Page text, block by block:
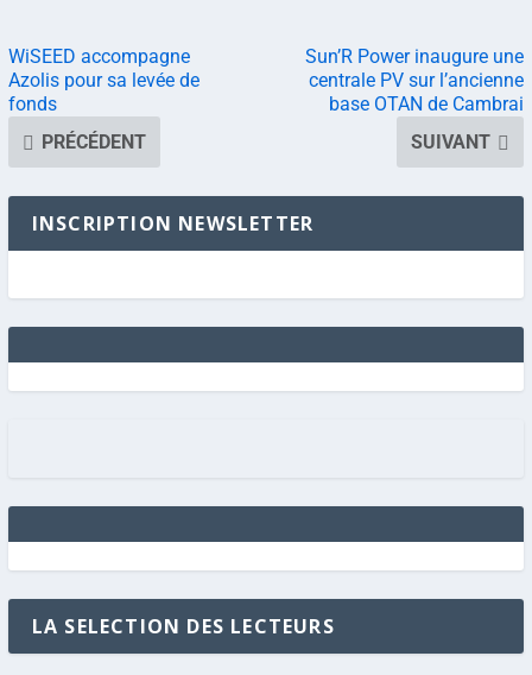
WiSEED accompagne
Azolis pour sa levée de
fonds
PRÉCÉDENT
Sun’R Power inaugure une
centrale PV sur l’ancienne
base OTAN de Cambrai
SUIVANT
INSCRIPTION NEWSLETTER
LA SELECTION DES LECTEURS